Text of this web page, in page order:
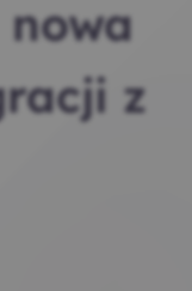
nowa
z